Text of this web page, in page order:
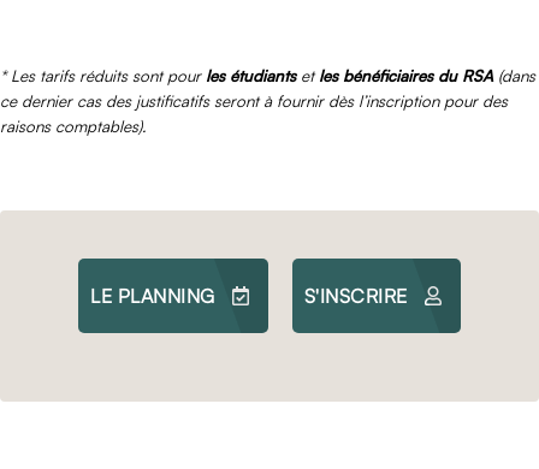
* Les tarifs réduits sont pour les étudiantsetles bénéficiaires du RSA (dans
ce dernier cas des justificatifs seront à fournir dès l’inscription pour des
raisons comptables).
LE PLANNING S'INSCRIRE